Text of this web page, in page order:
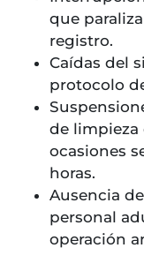
que
registro.
Caídas del
protocolo
de limpieza
ocasiones
horas.
Ausencia
personal
operación